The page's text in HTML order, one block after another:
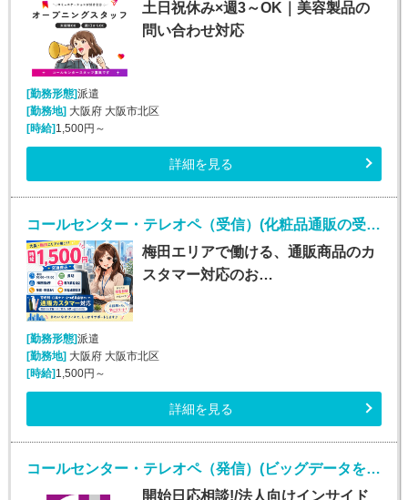
土日祝休み×週3～OK｜美容製品の
問い合わせ対応
[勤務形態]派遣
[勤務地] 大阪府 大阪市北区
[時給] 1,500円～
詳細を見る
コールセンター・テレオペ（受信）(化粧品通販の受発信業務)
梅田エリアで働ける、通販商品のカ
スタマー対応のお…
[勤務形態]派遣
[勤務地]大阪府 大阪市北区
[時給]1,500円～
詳細を見る
コールセンター・テレオペ（発信）(ビッグデータを扱うIT企業での法人向けインサイドセールス)
開始日応相談!/法人向けインサイド